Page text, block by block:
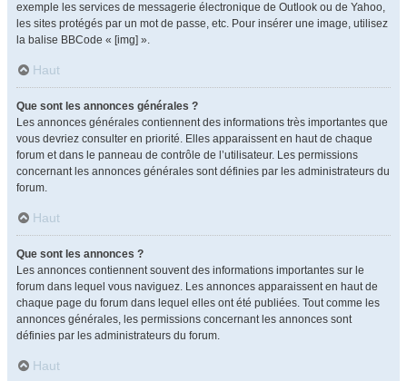
exemple les services de messagerie électronique de Outlook ou de Yahoo,
les sites protégés par un mot de passe, etc. Pour insérer une image, utilisez
la balise BBCode « [img] ».
Haut
Que sont les annonces générales ?
Les annonces générales contiennent des informations très importantes que
vous devriez consulter en priorité. Elles apparaissent en haut de chaque
forum et dans le panneau de contrôle de l’utilisateur. Les permissions
concernant les annonces générales sont définies par les administrateurs du
forum.
Haut
Que sont les annonces ?
Les annonces contiennent souvent des informations importantes sur le
forum dans lequel vous naviguez. Les annonces apparaissent en haut de
chaque page du forum dans lequel elles ont été publiées. Tout comme les
annonces générales, les permissions concernant les annonces sont
définies par les administrateurs du forum.
Haut